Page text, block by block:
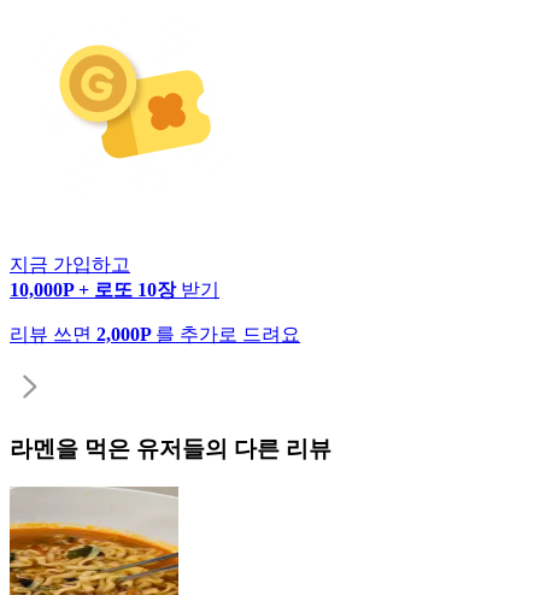
지금 가입하고
10,000P + 로또 10장 받기
리뷰 쓰면 2,000P 를 추가로 드려요
라멘 을 먹은 유저들의 다른 리뷰